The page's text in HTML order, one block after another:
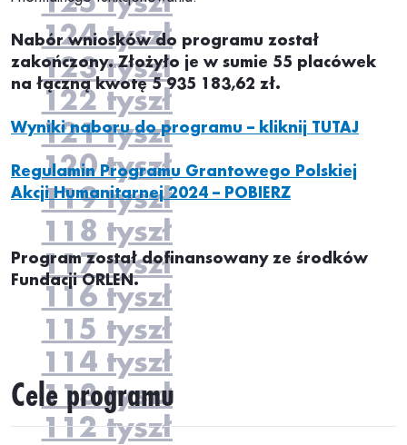
124 tyszł
123 tyszł
122 tyszł
121 tyszł
120 tyszł
119 tyszł
118 tyszł
117 tyszł
116 tyszł
115 tyszł
114 tyszł
113 tyszł
112 tyszł
Nabór wniosków do programu został
zakończony. Złożyło je w sumie 55 placówek
na łączną kwotę 5 935 183,62 zł.
Wyniki naboru do programu – kliknij TUTAJ
Regulamin Programu Grantowego Polskiej
Akcji Humanitarnej 2024 – POBIERZ
Program został dofinansowany ze środków
Fundacji ORLEN.
Cele programu